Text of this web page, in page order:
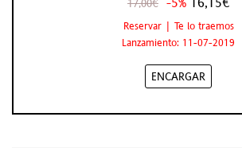
Reservar | Te lo traemos
Lanzamiento: 11-07-2019
ENCARGAR